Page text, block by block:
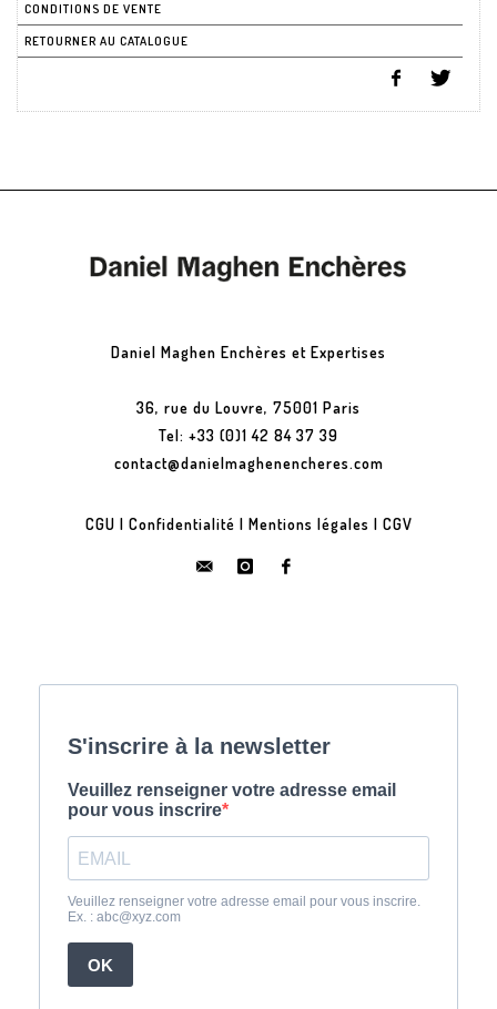
CONDITIONS DE VENTE
RETOURNER AU CATALOGUE
Daniel Maghen Enchères et Expertises
36, rue du Louvre, 75001 Paris
Tel: +33 (0)1 42 84 37 39
contact@danielmaghenencheres.com
CGU | Confidentialité | Mentions légales | CGV